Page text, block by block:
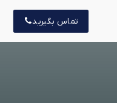
تماس بگیرید